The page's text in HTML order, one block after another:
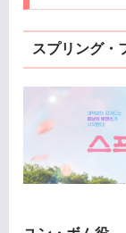
スプリング・